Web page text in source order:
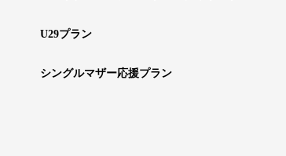
U29プラン
シングルマザー応援プラン